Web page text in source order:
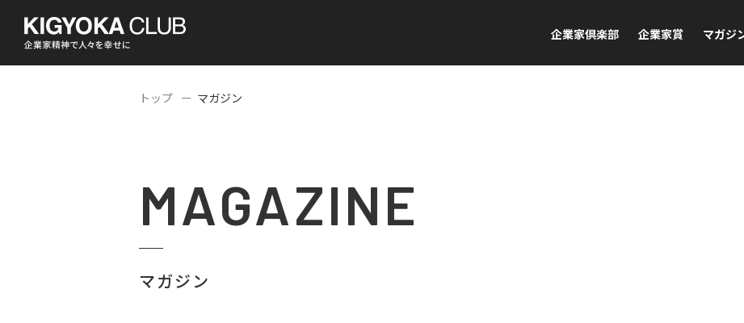
企業家倶楽部 企業家賞 マガジ
トップ マガジン
MAGAZINE
マガジン